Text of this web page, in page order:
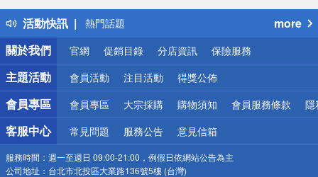
活動快訊
得獎公告
熱門話題
銀行優惠
偏遠地區配送
詐騙網頁！請小心！
more
關於我們
官網 促銷目錄 分店資訊 保險服務
主題活動 會員活動 注目活動 得獎公佈
會員專區 會員專區 大宗採購 購物須知 會員服務條款 隱
客服中心 常見問題 服務公告 意見信箱
服務時間： 週一至週日 09:00-21:00，例假日依網站公告為主
公司地址： 台北市北投區大業路136號5樓 (台灣)